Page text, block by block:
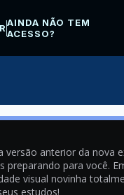
AINDA NÃO TEM
ACESSO?
versão anterior da nova
preparando para você.
visual novinha
estudos!